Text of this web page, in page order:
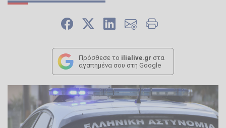
Πρόσθεσε το ilialive.gr στα
αγαπημένα σου στη Google